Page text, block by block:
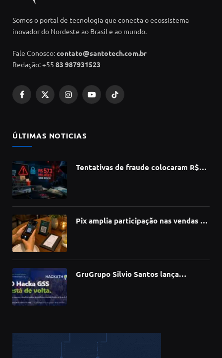
Somos o portal de tecnologia que conecta o ecossistema
inovador do Nordeste ao Brasil e ao mundo.
Fale Conosco:contato@santotech.com.br
Redação: +55 83 987931523
Facebook
X
InstagramYouTubeTikTok
ÚLTIMAS NOTICIAS
Tentativas de fraude colocaram R$
Pix amplia participação nas vendas de
GruGrupo Silvio Santos lança